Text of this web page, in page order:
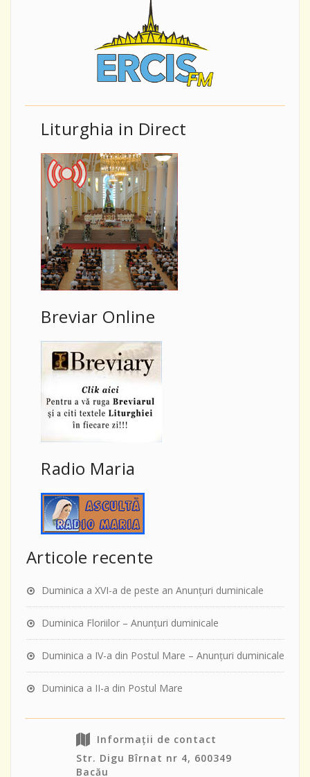
Liturghia in Direct
Breviar Online
Radio Maria
Articole recente
Duminica a XVI-a de peste an Anunţuri duminicale
Duminica Floriilor – Anunţuri duminicale
Duminica a IV-a din Postul Mare – Anunţuri duminicale
Duminica a II-a din Postul Mare
Informații de contact
Str. Digu Bîrnat nr 4, 600349
Bacău